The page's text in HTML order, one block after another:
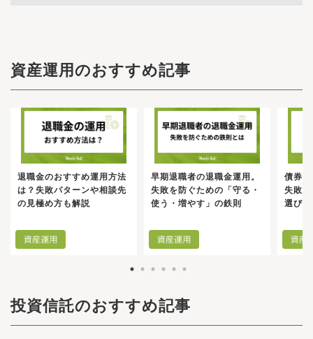
資産運用のおすすめ記事
退職金のおすすめ運用方法
は？失敗パターンや相談先
の見極め方も解説
早期退職者の退職金運用。
失敗を防ぐための「守る・
使う・増やす」の鉄則
債券
失敗
選び
投資信託のおすすめ記事